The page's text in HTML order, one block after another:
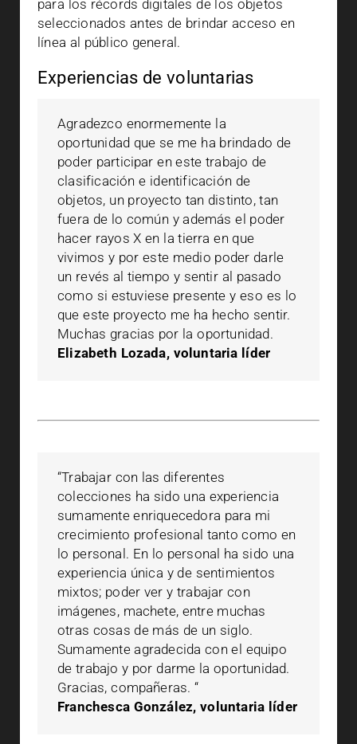
para los récords digitales de los objetos
seleccionados antes de brindar acceso en
línea al público general.
Experiencias de voluntarias
Agradezco enormemente la
oportunidad que se me ha brindado de
poder participar en este trabajo de
clasificación e identificación de
objetos, un proyecto tan distinto, tan
fuera de lo común y además el poder
hacer rayos X en la tierra en que
vivimos y por este medio poder darle
un revés al tiempo y sentir al pasado
como si estuviese presente y eso es lo
que este proyecto me ha hecho sentir.
Muchas gracias por la oportunidad.
Elizabeth Lozada, voluntaria líder
“Trabajar con las diferentes
colecciones ha sido una experiencia
sumamente enriquecedora para mi
crecimiento profesional tanto como en
lo personal. En lo personal ha sido una
experiencia única y de sentimientos
mixtos; poder ver y trabajar con
imágenes, machete, entre muchas
otras cosas de más de un siglo.
Sumamente agradecida con el equipo
de trabajo y por darme la oportunidad.
Gracias, compañeras. “
Franchesca González, voluntaria líder